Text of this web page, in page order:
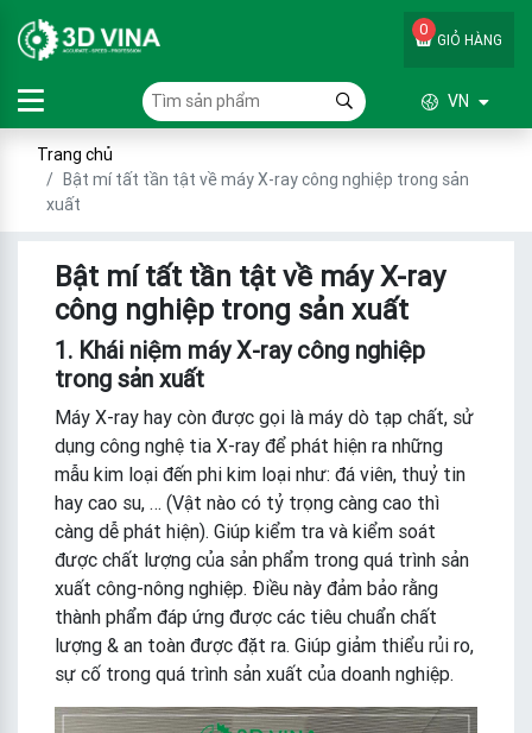
GIỎ HÀNG
0
VN
Trang chủ
Bật mí tất tần tật về máy X-ray công nghiệp trong sản
xuất
Bật mí tất tần tật về máy X-ray
công nghiệp trong sản xuất
1. Khái niệm máy X-ray công nghiệp
trong sản xuất
Máy X-ray hay còn được gọi là máy dò tạp chất, sử
dụng công nghệ tia X-ray để phát hiện ra những
mẫu kim loại đến phi kim loại như: đá viên, thuỷ tin
hay cao su, … (Vật nào có tỷ trọng càng cao thì
càng dễ phát hiện). Giúp kiểm tra và kiểm soát
được chất lượng của sản phẩm trong quá trình sản
xuất công-nông nghiệp. Điều này đảm bảo rằng
thành phẩm đáp ứng được các tiêu chuẩn chất
lượng & an toàn được đặt ra. Giúp giảm thiểu rủi ro,
sự cố trong quá trình sản xuất của doanh nghiệp.